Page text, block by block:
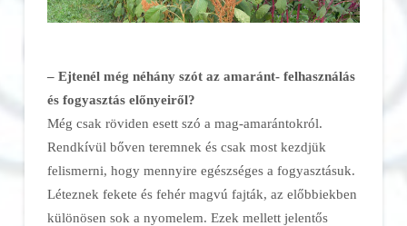
– Ejtenél még néhány szót az amaránt- felhasználás
és fogyasztás előnyeiről?
Még csak röviden esett szó a mag-amarántokról.
Rendkívül bőven teremnek és csak most kezdjük
felismerni, hogy mennyire egészséges a fogyasztásuk.
Léteznek fekete és fehér magvú fajták, az előbbiekben
különösen sok a nyomelem. Ezek mellett jelentős